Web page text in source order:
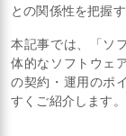
との関係性を把握
本記事では、「ソ
体的なソフトウェ
の契約・運用のポ
すくご紹介します。